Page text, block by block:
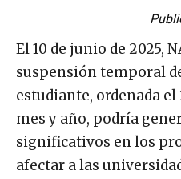
El 10 de junio de 2025,
suspensión temporal
estudiante, ordenada
mes y año, podría
significativos en los
afectar a las